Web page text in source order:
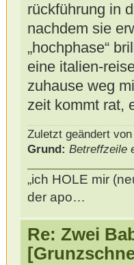
rückführung in
nachdem sie
„hochphase“
eine italien-
zuhause weg
zeit kommt rat,
Zuletzt geändert von
Grund: Betreffzeile
„ich HOLE mir
der apo…
Re: Zwei